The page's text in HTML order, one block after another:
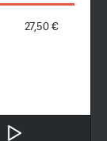
27,50 €